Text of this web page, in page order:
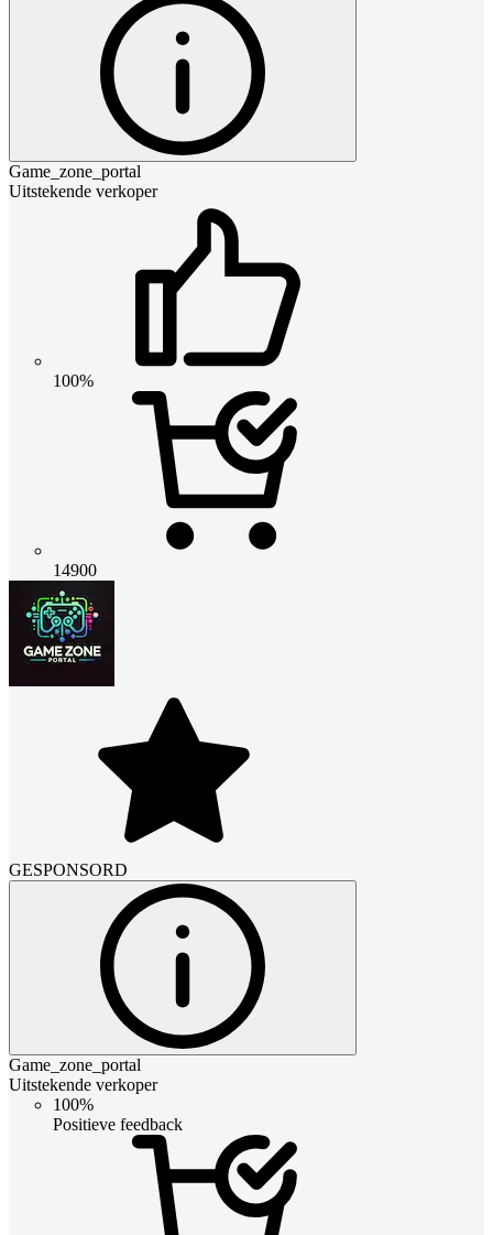
Game_zone_portal
Uitstekende verkoper
100%
14900
GESPONSORD
Game_zone_portal
Uitstekende verkoper
100%
Positieve feedback